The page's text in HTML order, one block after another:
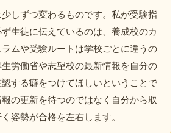
しずつ変わるものです。私が受験指
生徒に伝えているのは、養成校のカ
ラムや受験ルートは学校ごとに違うの
生労働省や志望校の最新情報を自分の
認する癖をつけてほしいということで
の更新を待つのではなく自分から取
く姿勢が合格を左右します。